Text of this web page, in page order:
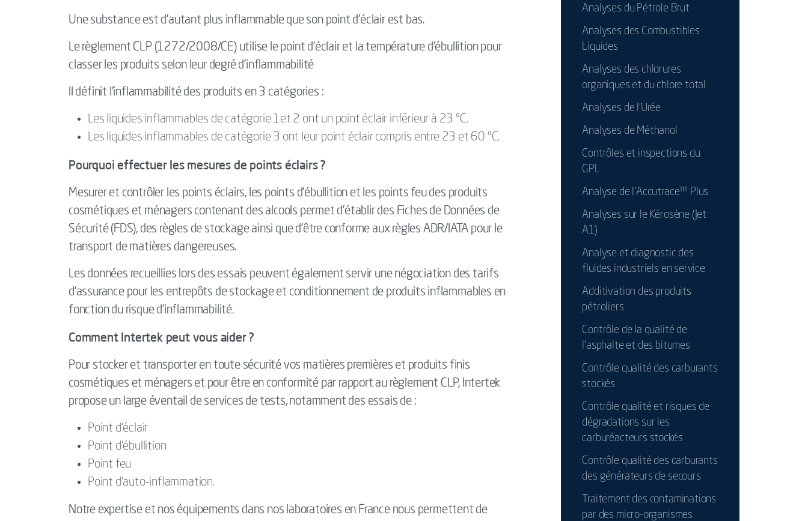
Une substance est d’autant plus inflammable que son point d’éclair est bas.
Le règlement CLP (1272/2008/CE) utilise le point d'éclair et la température d’ébullition pour
classer les produits selon leur degré d’inflammabilité
Il définit l’inflammabilité des produits en 3 catégories :
Les liquides inflammables de catégorie 1et 2 ont un point éclair inférieur à 23 °C.
Les liquides inflammables de catégorie 3 ont leur point éclair compris entre 23 et 60 °C.
Pourquoi effectuer les mesures de points éclairs ?
Mesurer et contrôler les points éclairs, les points d’ébullition et les points feu des produits
cosmétiques et ménagers contenant des alcools permet d’établir des Fiches de Données de
Sécurité (FDS), des règles de stockage ainsi que d’être conforme aux règles ADR/IATA pour le
transport de matières dangereuses.
Les données recueillies lors des essais peuvent également servir une négociation des tarifs
d’assurance pour les entrepôts de stockage et conditionnement de produits inflammables en
fonction du risque d’inflammabilité.
Comment Intertek peut vous aider ?
Pour stocker et transporter en toute sécurité vos matières premières et produits finis
cosmétiques et ménagers et pour être en conformité par rapport au règlement CLP, Intertek
propose un large éventail de services de tests, notamment des essais de :
Point d’éclair
Point d’ébullition
Point feu
Point d’auto-inflammation.
Notre expertise et nos équipements dans nos laboratoires en France nous permettent de
Analyses du Pétrole Brut
Analyses des Combustibles
Liquides
Analyses des chlorures
organiques et du chlore total
Analyses de l'Urée
Analyses de Méthanol
Contrôles et inspections du
GPL
Analyse de l'Accutrace™ Plus
Analyses sur le Kérosène (Jet
A1)
Analyse et diagnostic des
fluides industriels en service
Additivation des produits
pétroliers
Contrôle de la qualité de
l'asphalte et des bitumes
Contrôle qualité des carburants
stockés
Contrôle qualité et risques de
dégradations sur les
carburéacteurs stockés
Contrôle qualité des carburants
des générateurs de secours
Traitement des contaminations
par des micro-organismes